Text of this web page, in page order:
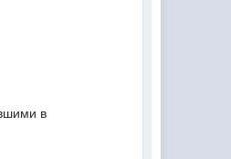
в